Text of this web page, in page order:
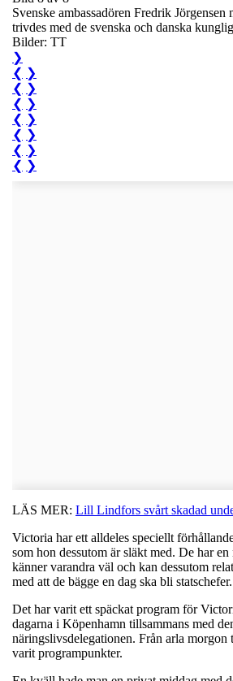
Svenske ambassadören Fredrik
trivdes med de svenska och danska
Bilder: TT
❯
❮ ❯
❮ ❯
❮ ❯
❮ ❯
❮ ❯
❮ ❯
❮ ❯
LÄS MER: Lill Lindfors svårt skadad
Victoria har ett alldeles speciellt
som hon dessutom är släkt med. De har en
känner varandra väl och kan dessutom
med att de bägge en dag ska bli statschefer.
Det har varit ett späckat program för
dagarna i Köpenhamn tillsammans med
näringslivsdelegationen. Från arla morgon
varit programpunkter.